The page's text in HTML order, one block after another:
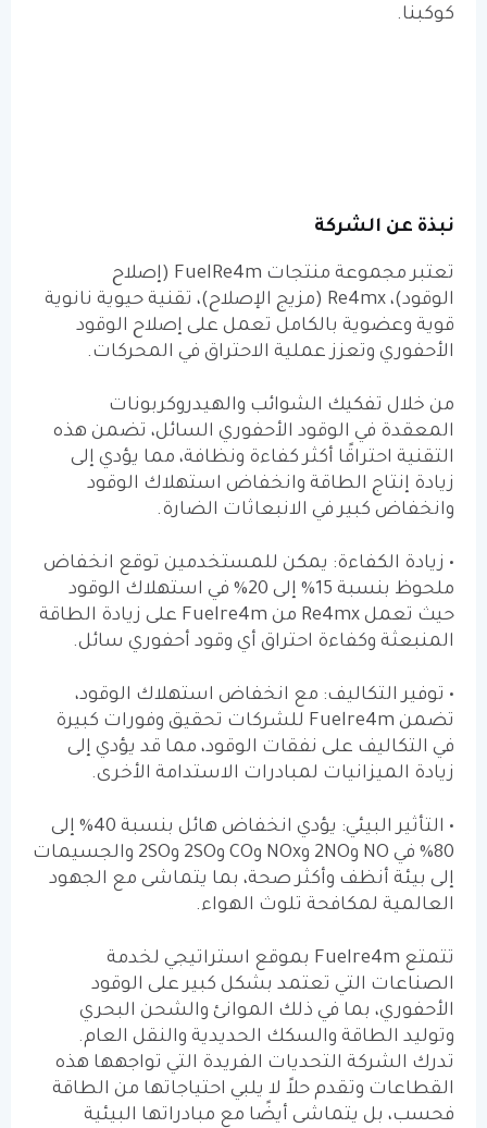
كوكبنا.
نبذة عن الشركة
تعتبر مجموعة منتجات FuelRe4m (إصلاح
الوقود)، Re4mx (مزيج الإصلاح)، تقنية حيوية نانوية
قوية وعضوية بالكامل تعمل على إصلاح الوقود
الأحفوري وتعزز عملية الاحتراق في المحركات.
من خلال تفكيك الشوائب والهيدروكربونات
المعقدة في الوقود الأحفوري السائل، تضمن هذه
التقنية احتراقًا أكثر كفاءة ونظافة، مما يؤدي إلى
زيادة إنتاج الطاقة وانخفاض استهلاك الوقود
وانخفاض كبير في الانبعاثات الضارة.
• زيادة الكفاءة: يمكن للمستخدمين توقع انخفاض
ملحوظ بنسبة 15% إلى 20% في استهلاك الوقود
حيث تعمل Re4mx من Fuelre4m على زيادة الطاقة
المنبعثة وكفاءة احتراق أي وقود أحفوري سائل.
• توفير التكاليف: مع انخفاض استهلاك الوقود،
تضمن Fuelre4m للشركات تحقيق وفورات كبيرة
في التكاليف على نفقات الوقود، مما قد يؤدي إلى
زيادة الميزانيات لمبادرات الاستدامة الأخرى.
• التأثير البيئي: يؤدي انخفاض هائل بنسبة 40% إلى
80% في
NO وNO2 و NOx وCO وSO2 و SO
2 والجسيمات
إلى بيئة أنظف وأكثر صحة، بما يتماشى مع الجهود
العالمية لمكافحة تلوث الهواء.
تتمتع Fuelre4m بموقع استراتيجي لخدمة
الصناعات التي تعتمد بشكل كبير على الوقود
الأحفوري، بما في ذلك الموانئ والشحن البحري
وتوليد الطاقة والسكك الحديدية والنقل العام.
تدرك الشركة التحديات الفريدة التي تواجهها هذه
القطاعات وتقدم حلاً لا يلبي احتياجاتها من الطاقة
فحسب، بل يتماشى أيضًا مع مبادراتها البيئية